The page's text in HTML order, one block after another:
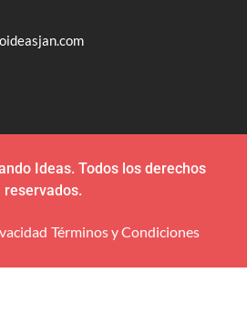
Ideas. Todos los derechos
reservados.
Términos y Condiciones